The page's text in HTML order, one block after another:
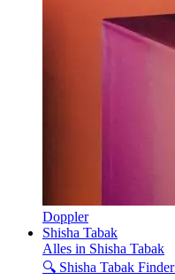
Doppler
Shisha Tabak
Alles in Shisha Tabak
🔍 Shisha Tabak Finder